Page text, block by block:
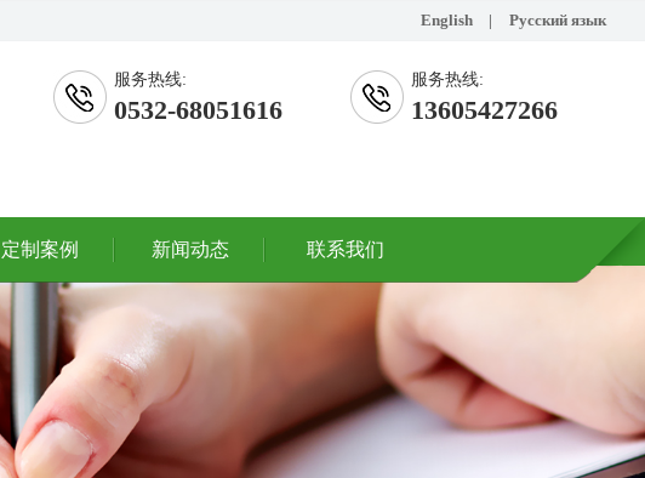
English | Русский язык
服务热线:
0532-68051616
服务热线:
13605427266
定制案例 新闻动态 联系我们